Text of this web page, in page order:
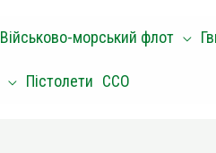
Військово-морський флот
Пістолети ССО